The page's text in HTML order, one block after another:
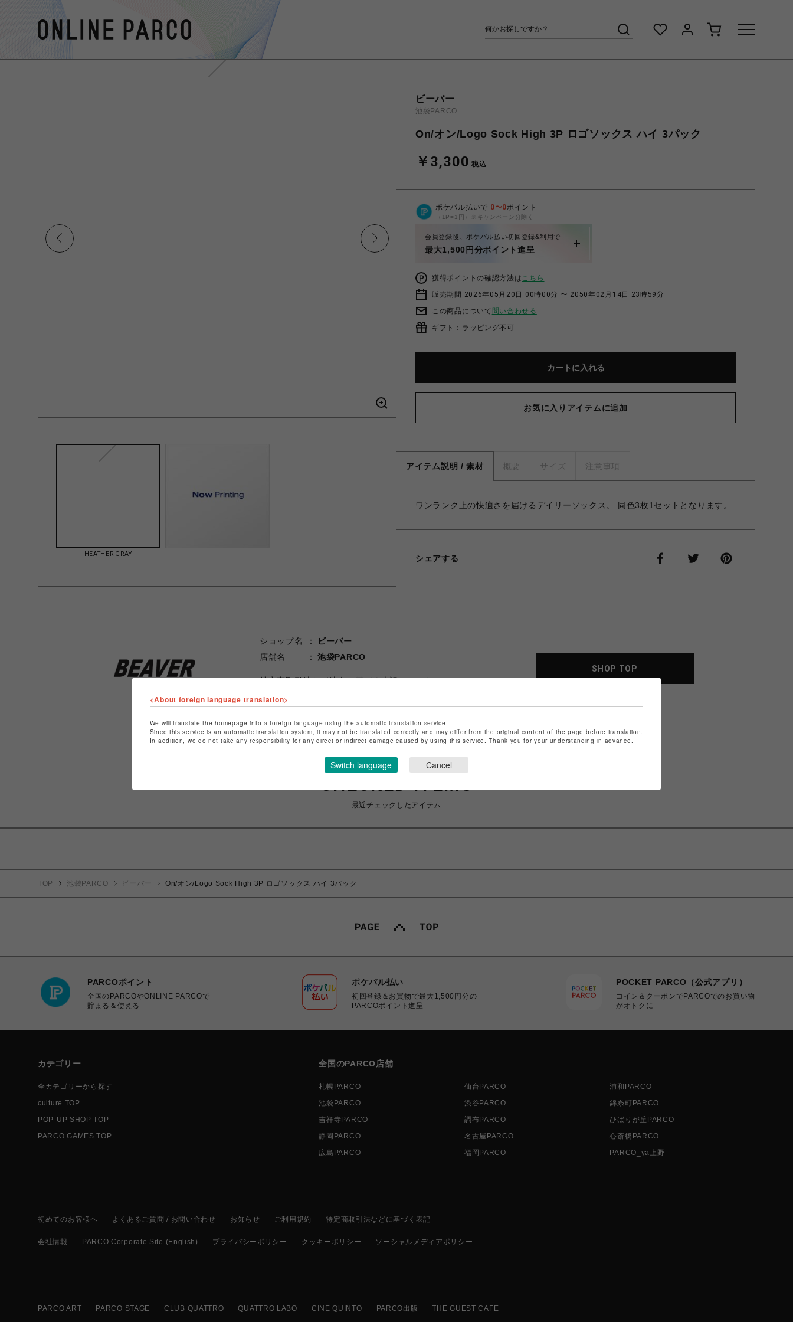
HEATHER GRAY
ビーバー
池袋PARCO
On/オン/Logo Sock High 3P ロゴソックス ハイ 3パック
￥3,300 税込
ポケパル払いで 0〜0ポイント
（1P=1円）※キャンペーン分除く
会員登録後、ポケパル払い初回登録&利用で
最大1,500円分ポイント進呈
獲得ポイントの確認方法はこちら
販売期間 2026年05月20日 00時00分 〜 2050年02月14日 23時59分
この商品について 問い合わせる
ギフト：ラッピング不可
カートに入れる
お気に入りアイテムに追加
アイテム説明 / 素材 概要 サイズ 注意事項
ワンランク上の快適さを届けるデイリーソックス。 同色3枚1セットとなります。
シェアする
ショップ名
ビーバー
店舗名
池袋PARCO
特定商取引法など法令に基づく表記はこちら
ショップお問い合わせは
SHOP TOP
CHECKED ITEMS
最近チェックしたアイテム
TOP 池袋PARCO ビーバー On/オン/Logo Sock High 3P ロゴソックス ハイ 3パック
PARCOポイント
全国のPARCOやONLINE PARCOで
貯まる＆使える
ポケパル払い
初回登録＆お買物で最大1,500円分の
PARCOポイント進呈
POCKET PARCO（公式アプリ）
コイン＆クーポンでPARCOでのお買い物
がオトクに
カテゴリー
全カテゴリーから探す
culture TOP
POP-UP SHOP TOP
PARCO GAMES TOP
全国のPARCO店舗
札幌PARCO 仙台PARCO
浦和PARCO
池袋PARCO
渋谷PARCO
錦糸町PARCO
吉祥寺PARCO
調布PARCO
ひばりが丘PARCO
静岡PARCO
名古屋PARCO
心斎橋PARCO
広島PARCO
福岡PARCO PARCO_ya上野
初めてのお客様へ よくあるご質問 / お問い合わせ お知らせ ご利用規約 特定商取引法などに基づく表記
会社情報 PARCO Corporate Site (English) プライバシーポリシー クッキーポリシー ソーシャルメディアポリシー
PARCO ART PARCO STAGE CLUB QUATTRO QUATTRO LABO CINE QUINTO PARCO出版 THE GUEST CAFE
<About foreign language translation>
We will translate the homepage into a foreign language using the automatic translation service.
Since this service is an automatic translation system, it may not be translated correctly and may differ from the original content of the page before translation.
In addition, we do not take any responsibility for any direct or indirect damage caused by using this service. Thank you for your understanding in advance.
Switch language Cancel